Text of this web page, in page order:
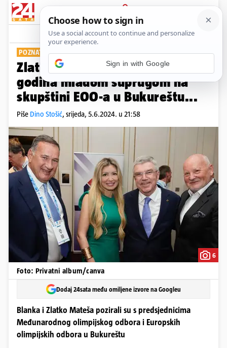
PRIJAVA
Show Komentari
POZNATI PAR
Zlatko Mateša (74) pozirao s 30
godina mlađom suprugom na
skupštini EOO-a u Bukureštu...
Piše Dino Stošić, srijeda, 5.6.2024. u 21:58
6
Foto: Privatni album/canva
Dodaj 24sata među omiljene izvore na Googleu
Blanka i Zlatko Mateša pozirali su s predsjednicima
Međunarodnog olimpijskog odbora i Europskih
olimpijskih odbora u Bukureštu